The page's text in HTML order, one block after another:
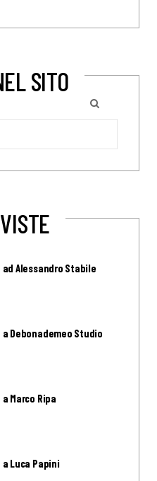
SITO
Alessandro Stabile
Debonademeo Studio
Marco Ripa
Luca Papini